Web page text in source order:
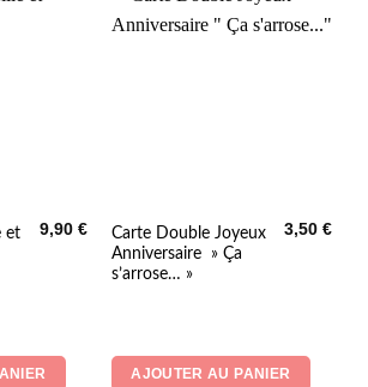
et
9,90€
Carte Double Joyeux
Anniversaire » Ça
s’arrose… »
3,50€
AJOUTER AU PANIER